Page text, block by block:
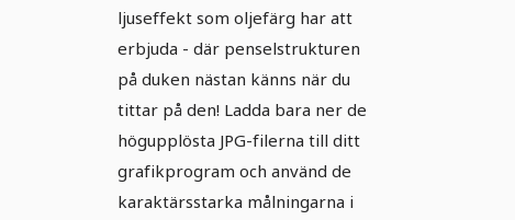
ljuseffekt som oljefärg har att
erbjuda - där penselstrukturen
på duken nästan känns när du
tittar på den! Ladda bara ner de
högupplösta JPG-filerna till ditt
grafikprogram och använd de
karaktärsstarka målningarna i